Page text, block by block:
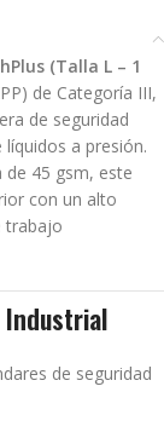
(Talla L – 1
de Categoría III,
de seguridad
a presión.
45 gsm, este
con un alto
trabajo
Industrial
de seguridad